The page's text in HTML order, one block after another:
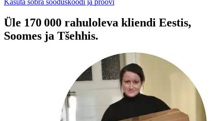
Kasuta sõbra sooduskoodi ja proovi
Üle 170 000 rahuloleva kliendi Eestis,
Soomes ja Tšehhis.